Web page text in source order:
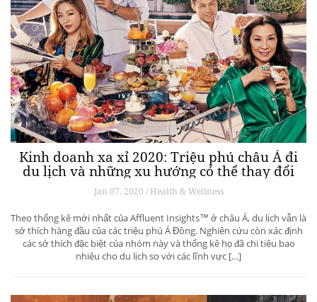
Kinh doanh xa xỉ 2020: Triệu phú châu Á đi
du lịch và những xu hướng có thể thay đổi
ngành du lịch thượng lưu
Jan 07, 2020 / Health & Wellness
Theo thống kê mới nhất của Affluent Insights™ ở châu Á, du lịch vẫn là
sở thích hàng đầu của các triệu phú Á Đông. Nghiên cứu còn xác định
các sở thích đặc biệt của nhóm này và thống kê họ đã chi tiêu bao
nhiêu cho du lịch so với các lĩnh vực […]